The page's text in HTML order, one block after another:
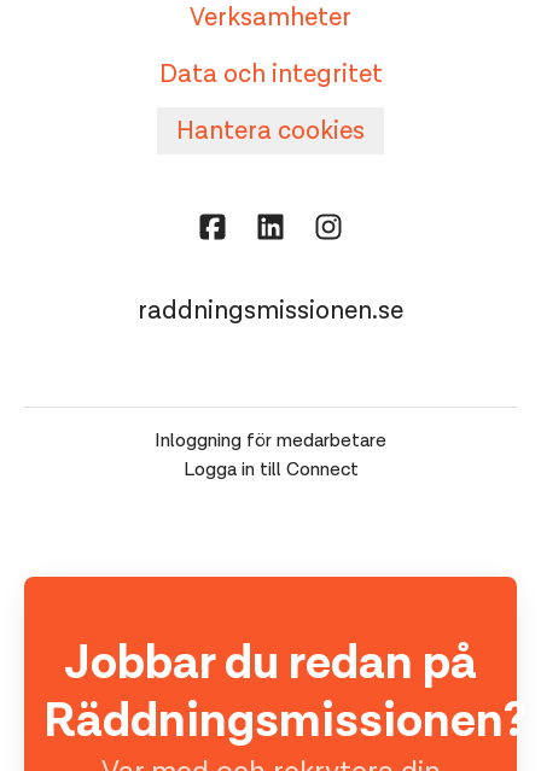
Verksamheter
Data och integritet
Hantera cookies
raddningsmissionen.se
Inloggning för medarbetare
Logga in till Connect
Jobbar du redan på
Räddningsmissionen?